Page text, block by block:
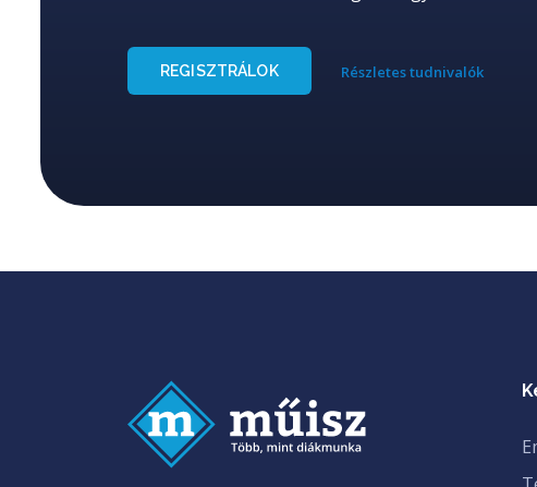
REGISZTRÁLOK Részletes tudnivalók